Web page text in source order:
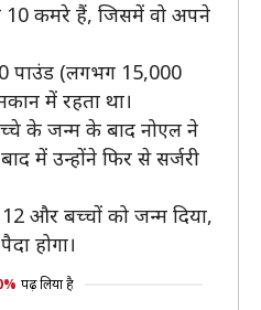
कमरे हैं, जिसमें वो अपने
पाउंड (लगभग 15,000
में रहता था।
के जन्म के बाद नोएल ने
में उन्होंने फिर से सर्जरी
और बच्चों को जन्म दिया,
होगा।
पढ़ लिया है